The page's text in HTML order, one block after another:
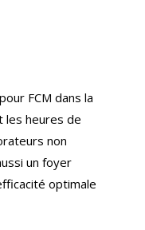
FCM dans la
les heures de
non
un foyer
optimale